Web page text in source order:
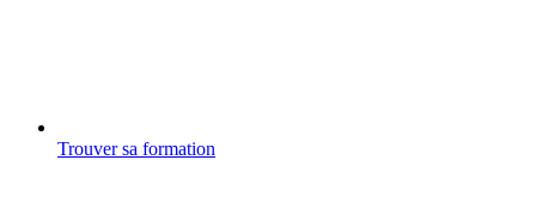
Trouver sa formation